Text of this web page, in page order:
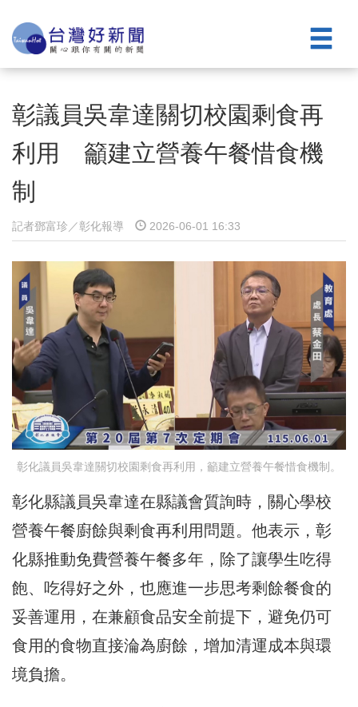
彰議員吳韋達關切校園剩食再
利用 籲建立營養午餐惜食機
制
記者鄧富珍／彰化報導 2026-06-01 16:33
彰化議員吳韋達關切校園剩食再利用，籲建立營養午餐惜食機制。
彰化縣議員吳韋達在縣議會質詢時，關心學校
營養午餐廚餘與剩食再利用問題。他表示，彰
化縣推動免費營養午餐多年，除了讓學生吃得
飽、吃得好之外，也應進一步思考剩餘餐食的
妥善運用，在兼顧食品安全前提下，避免仍可
食用的食物直接淪為廚餘，增加清運成本與環
境負擔。